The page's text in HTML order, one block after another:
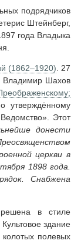
подрядчиков
Штейнберг,
года Владыка
(1862–1920) . 27
Владимир Шахов
утверждённому
Этот
донести
церкви в
1898 года.
Снабжена
решена в стиле
здание
колотых полевых